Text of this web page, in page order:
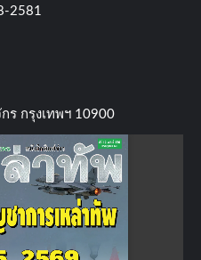
2581
ร​ กรุงเทพฯ 10900